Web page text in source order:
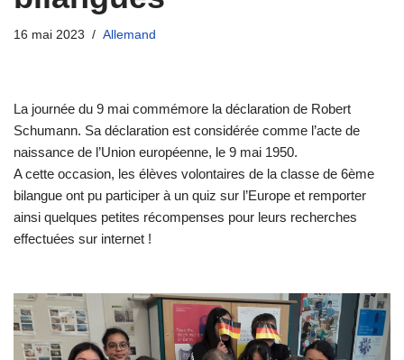
16 mai 2023 Allemand
​La journée du 9 mai commémore la déclaration de Robert
Schumann. Sa déclaration est considérée comme l’acte de
naissance de l’Union européenne, le 9 mai 1950.
​A cette occasion, les élèves volontaires de la classe de 6ème
bilangue ont pu participer à un quiz sur l’Europe et remporter
ainsi quelques petites récompenses pour leurs recherches
effectuées sur internet !